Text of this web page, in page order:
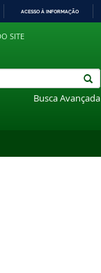
ACESSO À INFORMAÇÃO
SITE
Busca Avançada